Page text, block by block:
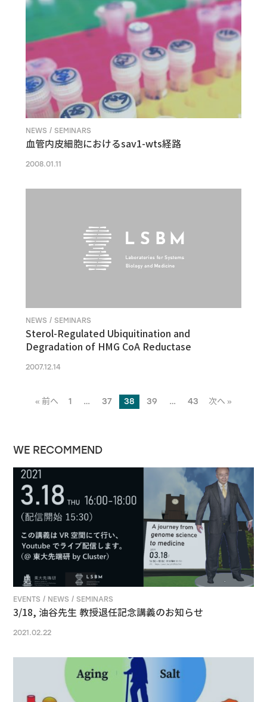
NEWS / SEMINARS
血管内皮細胞におけるsav1-wts経路
2008.01.11
NEWS / SEMINARS
Sterol-Regulated Ubiquitination and
Degradation of HMG CoA Reductase
2007.12.14
« 前へ 1 … 37 38 39 … 43 次へ »
WE RECOMMEND
EVENTS / NEWS / SEMINARS
3/18, 油谷先生 教授退任記念講義のお知らせ
2021.02.22